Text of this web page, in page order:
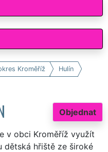
Kroměříž Hulín
Objednat
v obci Kroměříž využít
dětská hřiště ze široké